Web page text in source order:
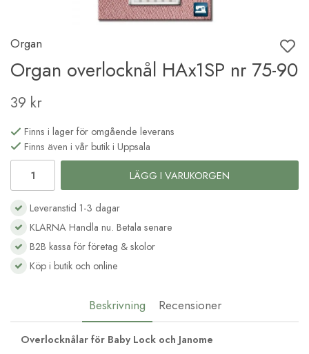
Organ
Organ overlocknål HAx1SP nr 75-90
39 kr
Finns i lager för omgående leverans
Finns även i vår butik i Uppsala
LÄGG I VARUKORGEN
Leveranstid 1-3 dagar
KLARNA Handla nu. Betala senare
B2B kassa för företag & skolor
Köp i butik och online
Beskrivning Recensioner
Overlocknålar för Baby Lock och Janome